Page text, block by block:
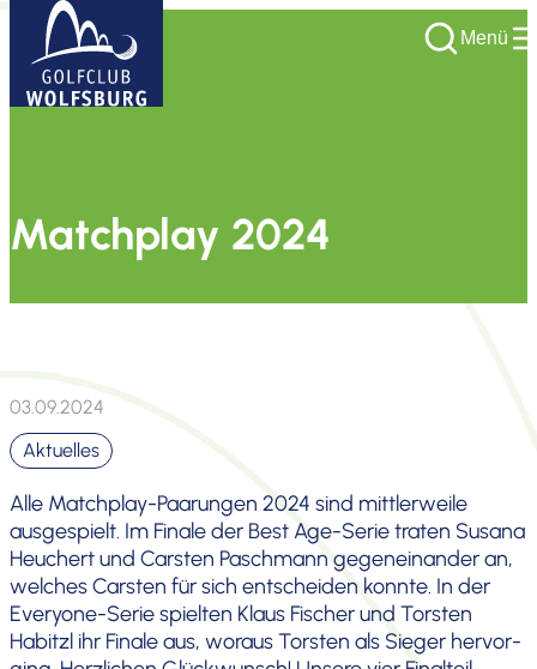
Menü
Matchplay 2024
03.09.2024
Aktuelles
Alle Matchplay-Paarungen 2024 sind mittler­weile
ausge­spielt. Im Finale der Best Age-Serie traten Susana
Heuchert und Carsten Paschmann gegen­ein­ander an,
welches Carsten für sich entscheiden konnte. In der
Everyone-Serie spielten Klaus Fischer und Torsten
Habitzl ihr Finale aus, woraus Torsten als Sieger hervor­